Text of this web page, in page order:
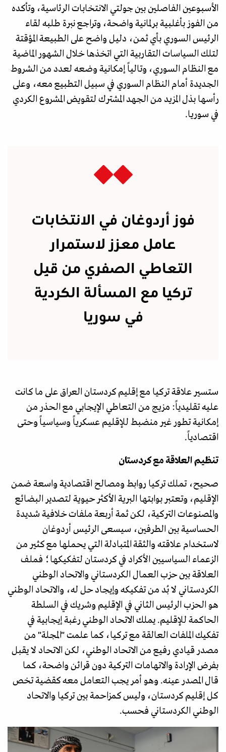
الأسبوعين الفاصلين بين جولتي الانتخابات الرئاسية، وتأكده
من الفوز بأغلبية برلمانية واضحة، وتراجع نبرة طلبه لقاء
الرئيس السوري بأي ثمن، دليل واضح على الطبيعة المؤقتة
لتلك السياسات التقاربية التي اتخذها خلال الشهور الماضية
مع النظام السوري، وتالياً إمكانية وضعه لعدد من الشروط
الجديدة أمام النظام السوري في سبيل التطبيع معه، وعلى
رأسها بذل المزيد من الجهد المشترك لتقويض المشروع الكردي
في سوريا.
فوز أردوغان في الانتخابات
عامل معزز لاستمرار
التعاطي الصفري من قِبل
تركيا مع المسألة الكردية
في سوريا
ستسير علاقة تركيا مع إقليم كردستان العراق على ما كانت
عليه تقليدياً: مزيج من التعاطي الإيجابي مع الحذر من
إمكانية تطور غير منضبط للإقليم عسكرياً وسياسياً وحتى
اقتصادياً.
تنظيم العلاقة مع كردستان
صحيح، تملك تركيا روابط ومصالح اقتصادية واسعة ضمن
الإقليم، وتعتبر بوابتها البرية الأكثر حيوية لتصدير البضائع
والمصنوعات التركية، لكن ثمة أربعة ملفات خلافية شديدة
الحساسية بين الطرفين، سيسعى الرئيس أردوغان
لاستخدام علاقته والثقة المتبادلة التي يحملها مع كثير من
الزعماء السياسيين الأكراد في كردستان لتفكيكها؛ فملف
العلاقة بين حزب العمال الكردستاني والاتحاد الوطني
الكردستاني لا بُد من تفكيكه وإيجاد حل له، والاتحاد الوطني
هو الحزب الرئيس الثاني في الإقليم وشريك في السلطة
الحاكمة للإقليم. يملك الاتحاد الوطني رغبة إيجابية في
تفكيك الملفات العالقة مع تركيا، كما علمت "المجلة" من
مصدر قيادي رفيع من الاتحاد الوطني، لكن الاتحاد لا يقبل
بفرض الإرادة والاتهامات التركية دون قرائن واضحة، كما
قال المصدر عينه. وهو أمر يجب التعامل معه كقضية تخص
كل إقليم كردستان، وليس كمزاحمة بين تركيا والاتحاد
الوطني الكردستاني فحسب.